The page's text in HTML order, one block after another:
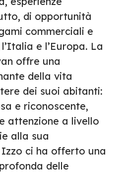
di opportunità
commerciali e
e l’Europa. La
offre una
della vita
dei suoi abitanti:
e riconoscente,
attenzione a livello
alla sua
ci ha offerto una
delle